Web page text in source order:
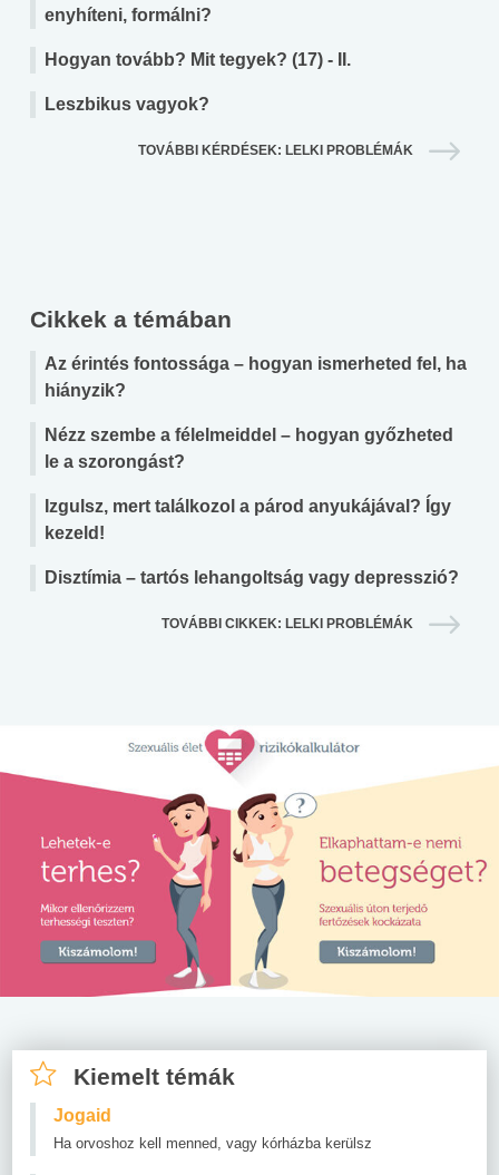
enyhíteni, formálni?
Hogyan tovább? Mit tegyek? (17) - II.
Leszbikus vagyok?
TOVÁBBI KÉRDÉSEK: LELKI PROBLÉMÁK
Cikkek a témában
Az érintés fontossága – hogyan ismerheted fel, ha
hiányzik?
Nézz szembe a félelmeiddel – hogyan győzheted
le a szorongást?
Izgulsz, mert találkozol a párod anyukájával? Így
kezeld!
Disztímia – tartós lehangoltság vagy depresszió?
TOVÁBBI CIKKEK: LELKI PROBLÉMÁK
Kiemelt témák
Jogaid
Ha orvoshoz kell menned, vagy kórházba kerülsz